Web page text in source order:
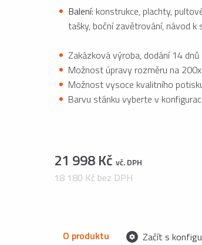
Balení: konstrukce, plachty,
tašky, boční zavětrování, návod k
Zakázková výroba, dodání 14 dnů
Možnost úpravy rozměru na
Možnost vysoce kvalitního
Barvu stánku vyberte v
21 998 Kč vč. DPH
18 180 Kč bez DPH
O produktu Začít s